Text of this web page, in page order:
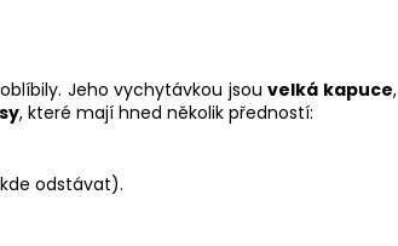
Jeho vychytávkou jsouvelká kapuce,
, které mají hned několik předností:
odstávat).